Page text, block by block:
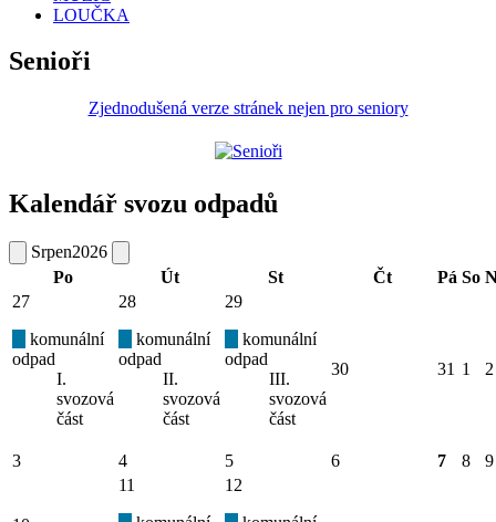
LOUČKA
Senioři
Zjednodušená verze stránek nejen pro seniory
Kalendář svozu odpadů
Srpen2026
Po
Út St Čt Pá So
27
komunální
odpad
I.
svozová
část
28
komunální
odpad
II.
svozová
část
29
komunální
odpad
III.
svozová
část
30 31 1 2
3 4 5 6 7 8 9
11
12